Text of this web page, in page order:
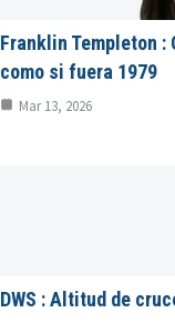
Franklin Templeton :
como si fuera 1979
Mar 13, 2026
DWS : Altitud de